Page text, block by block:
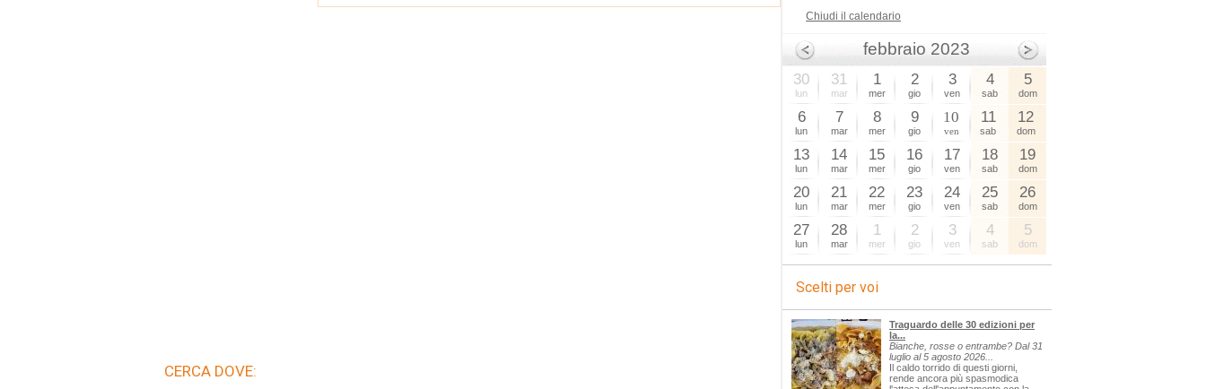
CERCA DOVE:
Chiudi il calendario
febbraio 2023
30
lun
31
mar
1
mer
2
gio
3
ven
4
sab
5
dom
6
lun
7
mar
8
mer
9
gio
10
ven
11
sab
12
dom
13
lun
14
mar
15
mer
16
gio
17
ven
18
sab
19
dom
20
lun
21
mar
22
mer
23
gio
24
ven
25
sab
26
dom
27
lun
28
mar
1
mer
2
gio
3
ven
4
sab
5
dom
Scelti per voi
Traguardo delle 30 edizioni per
la...
Bianche, rosse o entrambe? Dal 31
luglio al 5 agosto 2026...
Il caldo torrido di questi giorni,
rende ancora più spasmodica